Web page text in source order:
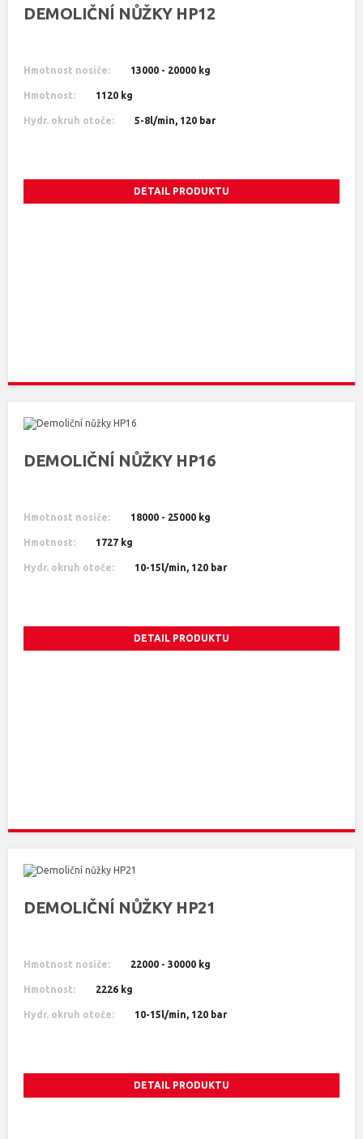
DEMOLIČNÍ NŮŽKY HP12
Hmotnost nosiče: 13000 - 20000 kg
Hmotnost: 1120 kg
Hydr. okruh otoče: 5-8l/min, 120 bar
DETAIL PRODUKTU
DEMOLIČNÍ NŮŽKY HP16
Hmotnost nosiče: 18000 - 25000 kg
Hmotnost: 1727 kg
Hydr. okruh otoče: 10-15l/min, 120 bar
DETAIL PRODUKTU
DEMOLIČNÍ NŮŽKY HP21
Hmotnost nosiče: 22000 - 30000 kg
Hmotnost: 2226 kg
Hydr. okruh otoče: 10-15l/min, 120 bar
DETAIL PRODUKTU